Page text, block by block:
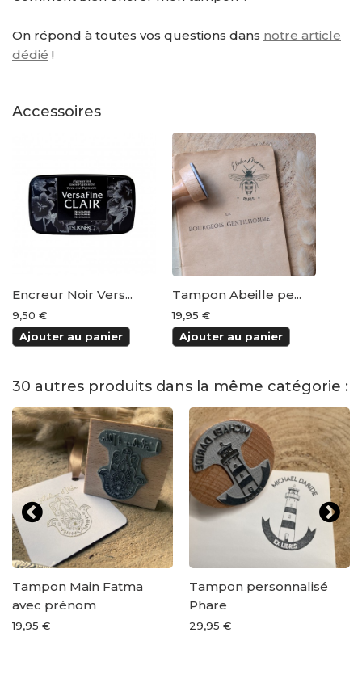
On répond à toutes vos questions dans notre article
dédié !
Accessoires
Encreur Noir Vers...
9,50 €
Ajouter au panier
Tampon Abeille pe...
19,95 €
Ajouter au panier
30 autres produits dans la même catégorie :
Tampon Main Fatma
avec prénom
19,95 €
Tampon personnalisé
Phare
29,95 €